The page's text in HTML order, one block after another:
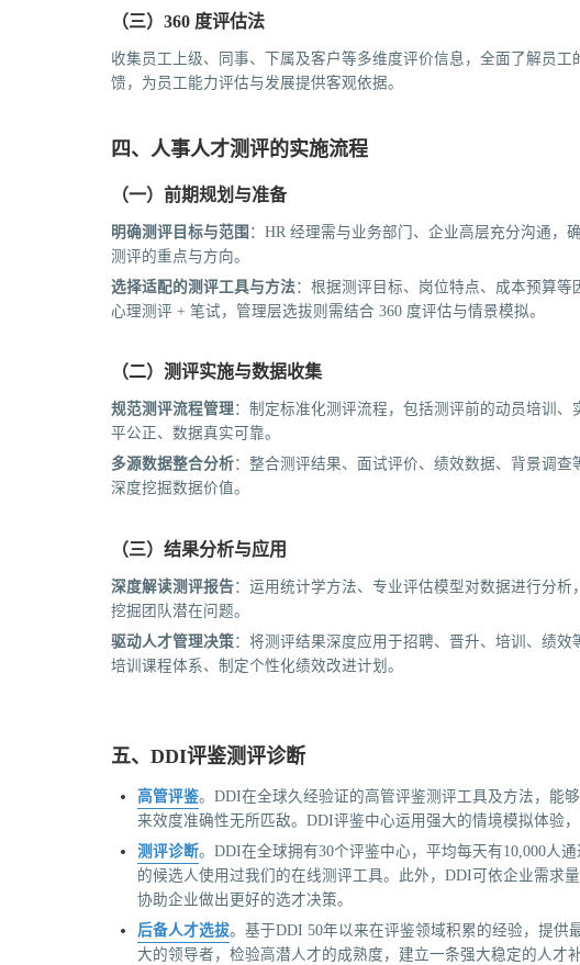
（三）360 度评估法
收集员工上级、同事、下属及客户等多维度评价信息，全面了解员
馈，为员工能力评估与发展提供客观依据。
四、人事人才测评的实施流程
（一）前期规划与准备
明确测评目标与范围 ：HR 经理需与业务部门、企业高层充分沟通，
测评的重点与方向。
选择适配的测评工具与方法：根据测评目标、岗位特点、成本预算等
心理测评 + 笔试，管理层选拔则需结合 360 度评估与情景模拟。
（二）测评实施与数据收集
规范测评流程管理：制定标准化测评流程，包括测评前的动员培训
平公正、数据真实可靠。
多源数据整合分析：整合测评结果、面试评价、绩效数据、背景调
深度挖掘数据价值。
（三）结果分析与应用
深度解读测评报告：运用统计学方法、专业评估模型对数据进行分析
挖掘团队潜在问题。
驱动人才管理决策：将测评结果深度应用于招聘、晋升、培训、绩
培训课程体系、制定个性化绩效改进计划。
五、DDI评鉴测评诊断
高管评鉴。DDI在全球久经验证的高管评鉴测评工具及方法，能
来效度准确性无所匹敌。DDI评鉴中心运用强大的情境模拟体验
测评诊断。DDI在全球拥有30个评鉴中心，平均每天有10,000人
的候选人使用过我们的在线测评工具。此外，DDI可依企业需求
协助企业做出更好的选才决策。
后备人才选拔。基于DDI 50年以来在评鉴领域积累的经验，提供
大的领导者，检验高潜人才的成熟度，建立一条强大稳定的人才补